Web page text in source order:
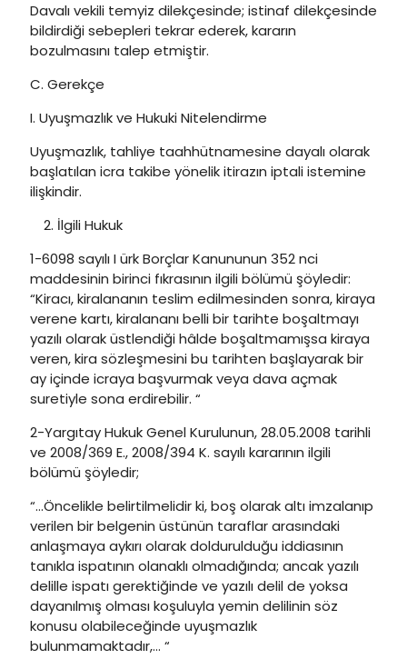
Davalı vekili temyiz dilekçesinde; istinaf dilekçesinde
bildirdiği sebepleri tekrar ederek, kararın
bozulmasını talep etmiştir.
C. Gerekçe
I. Uyuşmazlık ve Hukuki Nitelendirme
Uyuşmazlık, tahliye taahhütnamesine dayalı olarak
başlatılan icra takibe yönelik itirazın iptali istemine
ilişkindir.
İlgili Hukuk
1-6098 sayılı I ürk Borçlar Kanununun 352 nci
maddesinin birinci fıkrasının ilgili bölümü şöyledir:
“Kiracı, kiralananın teslim edilmesinden sonra, kiraya
verene kartı, kiralananı belli bir tarihte boşaltmayı
yazılı olarak üstlendiği hâlde boşaltmamışsa kiraya
veren, kira sözleşmesini bu tarihten başlayarak bir
ay içinde icraya başvurmak veya dava açmak
suretiyle sona erdirebilir. “
2-Yargıtay Hukuk Genel Kurulunun, 28.05.2008 tarihli
ve 2008/369 E., 2008/394 K. sayılı kararının ilgili
bölümü şöyledir;
“…Öncelikle belirtilmelidir ki, boş olarak altı imzalanıp
verilen bir belgenin üstünün taraflar arasındaki
anlaşmaya aykırı olarak doldurulduğu iddiasının
tanıkla ispatının olanaklı olmadığında; ancak yazılı
delille ispatı gerektiğinde ve yazılı delil de yoksa
dayanılmış olması koşuluyla yemin delilinin söz
konusu olabileceğinde uyuşmazlık
bulunmamaktadır,… “